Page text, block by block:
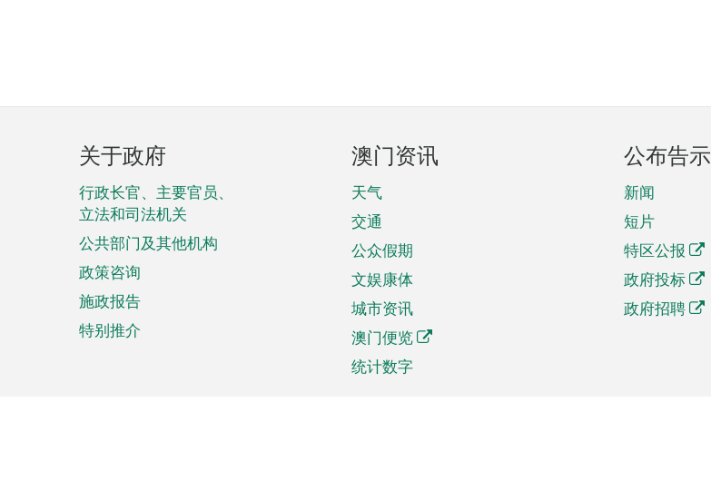
页
脚
菜
单
关于政府
行政长官、主要官员、
立法和司法机关
公共部门及其他机构
政策咨询
施政报告
特别推介
澳门资讯
天气
交通
公众假期
文娱康体
城市资讯
澳门便览
统计数字
公布告示
新闻
短片
特区公报
政府投标
政府招聘